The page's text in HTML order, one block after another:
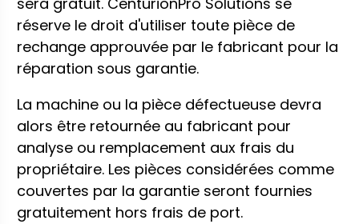
réserve le droit d'utiliser toute pièce de
rechange approuvée par le fabricant pour la
réparation sous garantie.
La machine ou la pièce défectueuse devra
alors être retournée au fabricant pour
analyse ou remplacement aux frais du
propriétaire. Les pièces considérées comme
couvertes par la garantie seront fournies
gratuitement hors frais de port.